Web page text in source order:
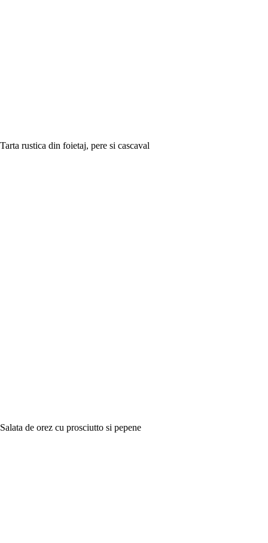
Tarta rustica din foietaj, pere si cascaval
Salata de orez cu prosciutto si pepene